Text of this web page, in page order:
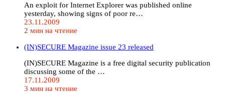
An exploit for Internet Explorer was published online
yesterday, showing signs of poor re…
23.11.2009
2 мин на чтение
(IN)SECURE Magazine issue 23 released
(IN)SECURE Magazine is a free digital security publication
discussing some of the …
17.11.2009
3 мин на чтение